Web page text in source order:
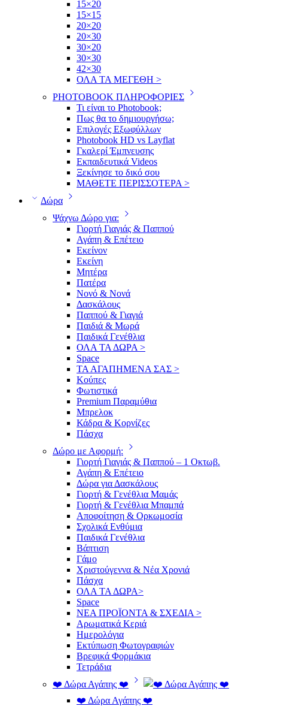
15×20
15×15
20×20
20×30
30×20
30×30
42×30
ΟΛΑ ΤΑ ΜΕΓΕΘΗ >
PHOTOBOOK ΠΛΗΡΟΦΟΡΙΕΣ
Τι είναι το Photobook;
Πως θα το δημιουργήσω;
Επιλογές Εξωφύλλων
Photobook HD vs Layflat
Γκαλερί Έμπνευσης
Εκπαιδευτικά Videos
Ξεκίνησε το δικό σου
ΜΑΘΕΤΕ ΠΕΡΙΣΣΟΤΕΡΑ >
Δώρα
Ψάχνω Δώρο για:
Γιορτή Γιαγιάς & Παππού
Αγάπη & Επέτειο
Εκείνον
Εκείνη
Μητέρα
Πατέρα
Νονό & Νονά
Δασκάλους
Παππού & Γιαγιά
Παιδιά & Μωρά
Παιδικά Γενέθλια
ΟΛΑ ΤΑ ΔΩΡΑ >
Space
ΤΑ ΑΓΑΠΗΜΕΝΑ ΣΑΣ >
Κούπες
Φωτιστικά
Premium Παραμύθια
Μπρελοκ
Κάδρα & Κορνίζες
Πάσχα
Δώρο με Αφορμή:
Γιορτή Γιαγιάς & Παππού – 1 Οκτωβ.
Αγάπη & Επέτειο
Δώρα για Δασκάλους
Γιορτή & Γενέθλια Μαμάς
Γιορτή & Γενέθλια Μπαμπά
Αποφοίτηση & Ορκωμοσία
Σχολικά Ενθύμια
Παιδικά Γενέθλια
Βάπτιση
Γάμο
Χριστούγεννα & Νέα Χρονιά
Πάσχα
ΟΛΑ ΤΑ ΔΩΡΑ>
Space
ΝΕΑ ΠΡΟΪΟΝΤΑ & ΣΧΕΔΙΑ >
Αρωματικά Κεριά
Ημερολόγια
Εκτύπωση Φωτογραφιών
Βρεφικά Φορμάκια
Τετράδια
❤️ Δώρα Αγάπης ❤️
❤️ Δώρα Αγάπης ❤️